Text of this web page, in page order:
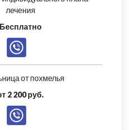
лечения
Бесплатно
от похмелья
2 200 руб.